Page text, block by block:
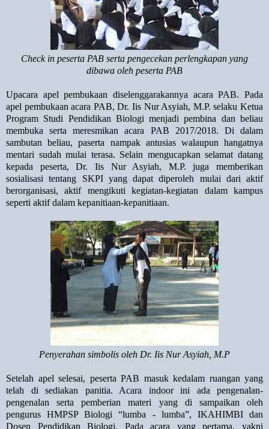
Check in peserta PAB serta pengecekan perlengkapan yang
dibawa oleh peserta PAB
Upacara apel pembukaan diselenggarakannya acara PAB. Pada
apel pembukaan acara PAB, Dr. Iis Nur Asyiah, M.P. selaku Ketua
Program Studi Pendidikan Biologi menjadi pembina dan beliau
membuka serta meresmikan acara PAB 2017/2018. Di dalam
sambutan beliau, paserta nampak antusias walaupun hangatnya
mentari sudah mulai terasa. Selain mengucapkan selamat datang
kepada peserta, Dr. Iis Nur Asyiah, M.P. juga memberikan
sosialisasi tentang SKPI yang dapat diperoleh mulai dari aktif
berorganisasi, aktif mengikuti kegiatan-kegiatan dalam kampus
seperti aktif dalam kepanitiaan-kepanitiaan.
Penyerahan simbolis oleh Dr. Iis Nur Asyiah, M.P
Setelah apel selesai, peserta PAB masuk kedalam ruangan yang
telah di sediakan panitia. Acara indoor ini ada pengenalan-
pengenalan serta pemberian materi yang di sampaikan oleh
pengurus HMPSP Biologi “lumba - lumba”, IKAHIMBI dan
Dosen Pendidikan Biologi. Pada acara yang pertama, yakni